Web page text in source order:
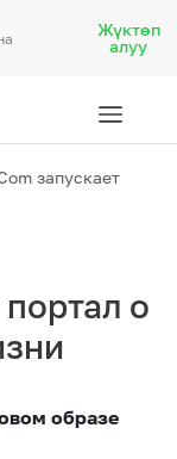
Жүктөп
алуу
Роуминг
запускает
о
образе